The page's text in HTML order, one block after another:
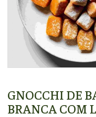
GNOCCHI DE
BRANCA COM